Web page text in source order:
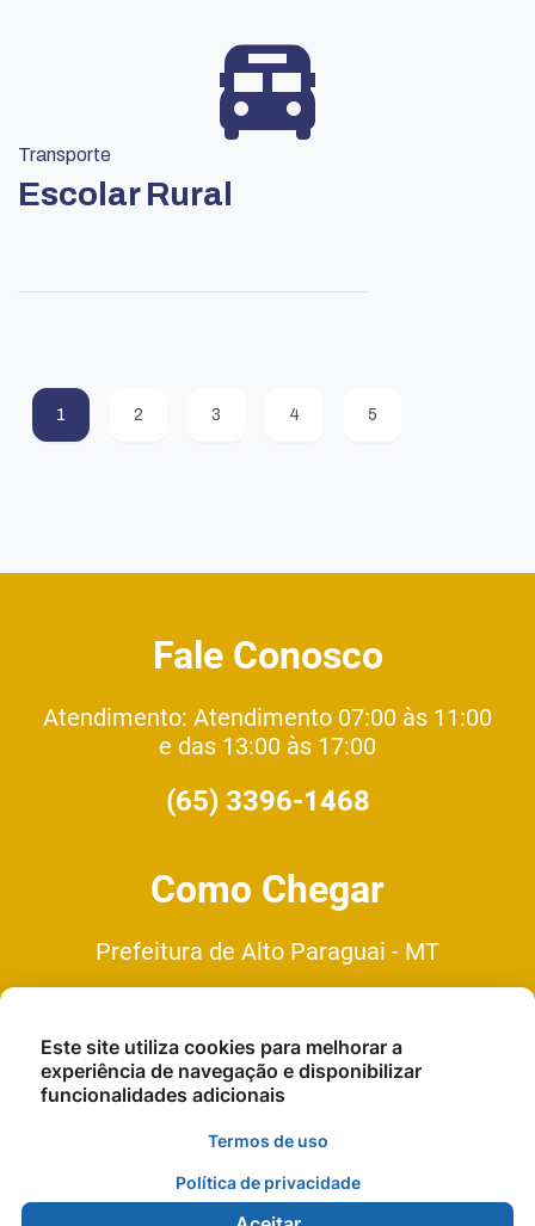
Transporte
Escolar Rural
1 2 3 4 5
Fale Conosco
Atendimento: Atendimento 07:00 às 11:00
e das 13:00 às 17:00
(65) 3396-1468
Como Chegar
Prefeitura de Alto Paraguai - MT
Bairro Bela Vista - Cep: 78.410-
000
Este site utiliza cookies para melhorar a
experiência de navegação e disponibilizar
funcionalidades adicionais
Termos de uso
Política de privacidade